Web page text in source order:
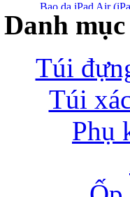
Bao da iPad Air
Bao da iPad Air
Danh
Túi
Túi
Phụ